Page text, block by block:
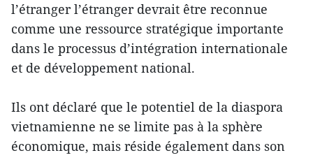
l’étranger l’étranger devrait être reconnue
comme une ressource stratégique importante
dans le processus d’intégration internationale
et de développement national.
Ils ont déclaré que le potentiel de la diaspora
vietnamienne ne se limite pas à la sphère
économique, mais réside également dans son